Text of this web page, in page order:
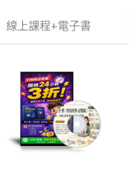
線上課程+電子書